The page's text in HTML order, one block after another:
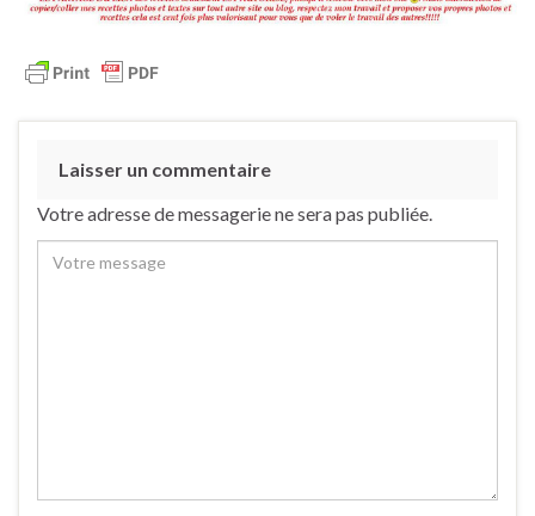
Laisser un commentaire
Votre adresse de messagerie ne sera pas publiée.